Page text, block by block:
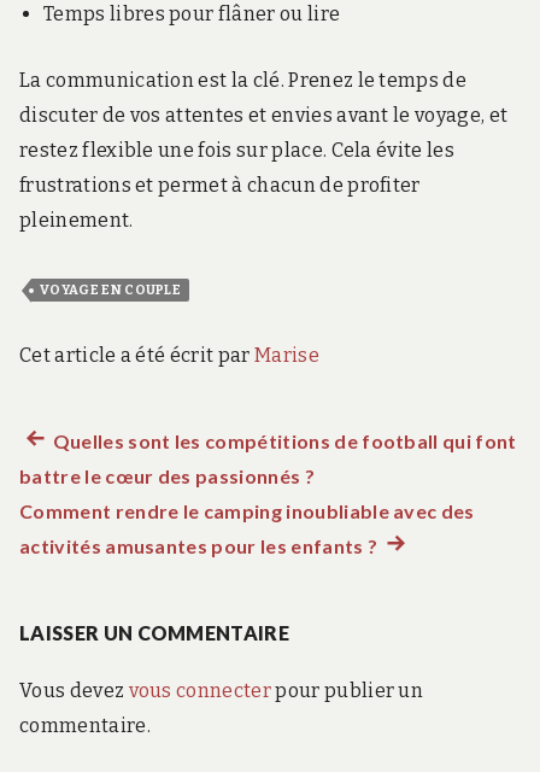
Temps libres pour flâner ou lire
La communication est la clé. Prenez le temps de
discuter de vos attentes et envies avant le voyage, et
restez flexible une fois sur place. Cela évite les
frustrations et permet à chacun de profiter
pleinement.
VOYAGE EN COUPLE
Cet article a été écrit par Marise
Navigation
de
Article
précédent :
Quelles sont les compétitions de football qui font
battre le cœur des passionnés ?
Comment rendre le camping inoubliable avec des
activités amusantes pour les enfants ? Article
LAISSER UN COMMENTAIRE
Vous devez vous connecterpour publier un
commentaire.